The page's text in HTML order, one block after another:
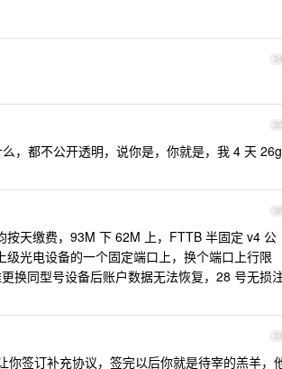
34
35
，都不公开透明，说你是，你就是，我 4 天 26g
36
天缴费，93M 下 62M 上，FTTB 半固定 v4 公
光电设备的一个固定端口上，换个端口上行限
换同型号设备后账户数据无法恢复，28 号无损
37
签订补充协议，签完以后你就是待宰的羔羊，